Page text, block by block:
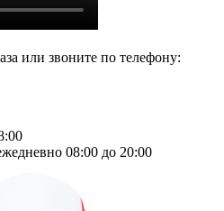
или звоните по телефону:
08:00 до 20:00